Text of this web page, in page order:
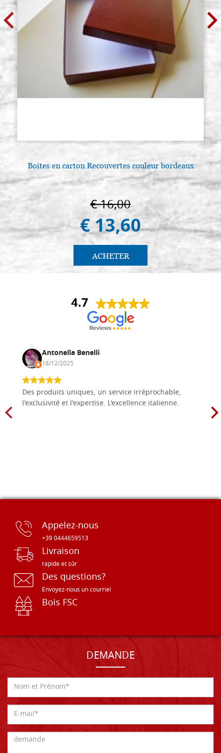
Boites en carton Recouvertes couleur bordeaux
€ 16,00
€ 13,60
ACHETER
4.7
Antonella Benelli
18/12/2025
Des produits uniques, un service irréprochable,
l'exclusivité et l'expertise. L'excellence italienne.
Appelez-nous
+39 0444659513
Livraison
rapide et sûr
Des questions?
Envoyez-nous un courriel
Bois FSC
DEMANDE